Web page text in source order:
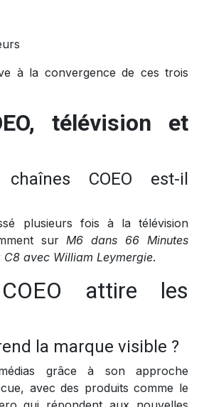
à la convergence de ces trois
télévision et
COEO est-il
plusieurs fois à la télévision
sur M6 dans 66 Minutes
C8 avec William Leymergie.
attire les
la marque visible ?
grâce à son approche
avec des produits comme le